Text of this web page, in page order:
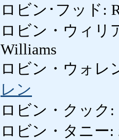
ロビン･フッド:
ロビン・ウィリ
Williams
ロビン・ウォレ
レン
ロビン・クック:
ロビン・タニー: